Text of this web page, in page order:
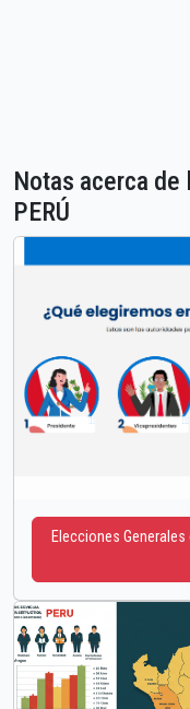
Notas acerca
PERÚ
Elecciones